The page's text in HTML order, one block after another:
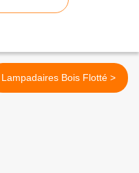
Lampadaires Bois Flotté >